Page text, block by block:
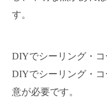
す。
DIYでシーリング・
DIYでシーリング・
意が必要です。